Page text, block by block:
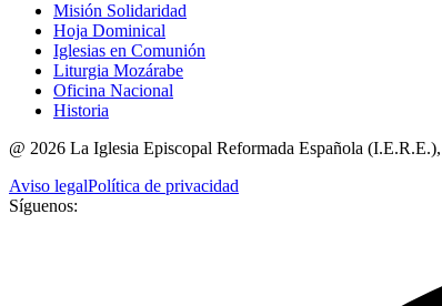
Misión Solidaridad
Hoja Dominical
Iglesias en Comunión
Liturgia Mozárabe
Oficina Nacional
Historia
@ 2026 La Iglesia Episcopal Reformada Española
Aviso legalPolítica de privacidad
Síguenos: